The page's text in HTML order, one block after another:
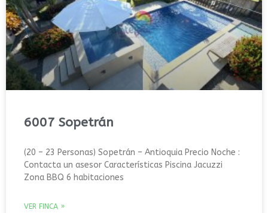
6007 Sopetrán
(20 – 23 Personas) Sopetrán – Antioquia Precio Noche :
Contacta un asesor Características Piscina Jacuzzi
Zona BBQ 6 habitaciones
VER FINCA »